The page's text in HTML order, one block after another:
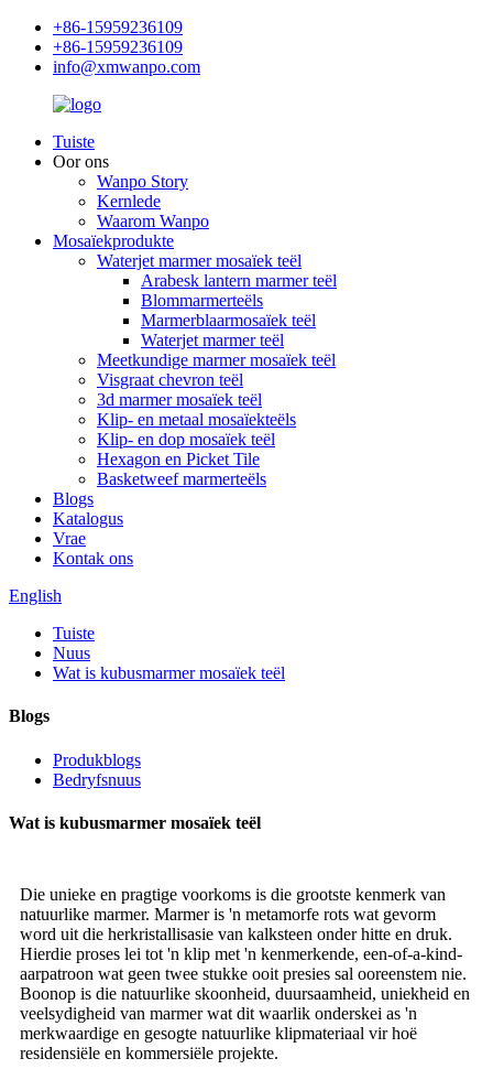
+86-15959236109
+86-15959236109
info@xmwanpo.com
Tuiste
Oor ons
Wanpo Story
Kernlede
Waarom Wanpo
Mosaïekprodukte
Waterjet marmer mosaïek teël
Arabesk lantern marmer teël
Blommarmerteëls
Marmerblaarmosaïek teël
Waterjet marmer teël
Meetkundige marmer mosaïek teël
Visgraat chevron teël
3d marmer mosaïek teël
Klip- en metaal mosaïekteëls
Klip- en dop mosaïek teël
Hexagon en Picket Tile
Basketweef marmerteëls
Blogs
Katalogus
Vrae
Kontak ons
English
Tuiste
Nuus
Wat is kubusmarmer mosaïek teël
Blogs
Produkblogs
Bedryfsnuus
Wat is kubusmarmer mosaïek teël
Die unieke en pragtige voorkoms is die grootste kenmerk van
natuurlike marmer. Marmer is 'n metamorfe rots wat gevorm
word uit die herkristallisasie van kalksteen onder hitte en druk.
Hierdie proses lei tot 'n klip met 'n kenmerkende, een-of-a-kind-
aarpatroon wat geen twee stukke ooit presies sal ooreenstem nie.
Boonop is die natuurlike skoonheid, duursaamheid, uniekheid en
veelsydigheid van marmer wat dit waarlik onderskei as 'n
merkwaardige en gesogte natuurlike klipmateriaal vir hoë
residensiële en kommersiële projekte.